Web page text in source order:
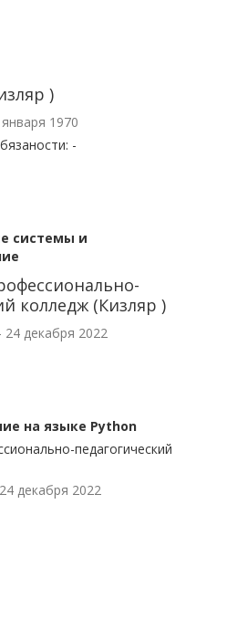
)
1970
-
системы и
колледж (Кизляр )
декабря 2022
на языке Python
педагогический
декабря 2022